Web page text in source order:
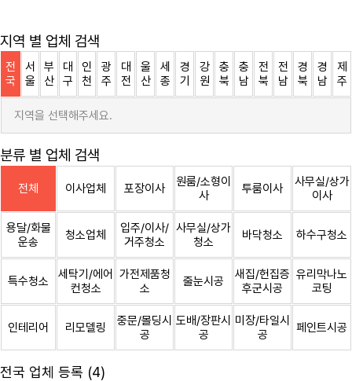
지역 별 업체 검색
전
국
서
울
부
산
대
구
인
천
광
주
대
전
울
산
세
종
경
기
강
원
충
북
충
남
전
북
전
남
경
북
경
남
제
주
지역을 선택해주세요.
분류 별 업체 검색
전체 이사업체 포장이사
원룸/소형이
사
투룸이사
사무실/상가
이사
용달/화물
운송
청소업체
입주/이사/
거주청소
사무실/상가
청소
바닥청소 하수구청소
특수청소
세탁기/에어
컨청소
가전제품청
소
줄눈시공
새집/헌집증
후군시공
유리막나노
코팅
인테리어 리모델링
중문/몰딩시
공
도배/장판시
공
미장/타일시
공
페인트시공
전국 업체 등록 (4)